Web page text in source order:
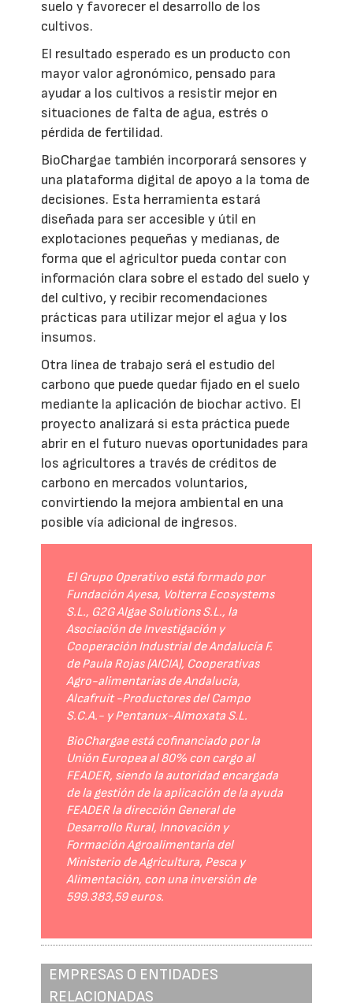
suelo y favorecer el desarrollo de los
cultivos.
El resultado esperado es un producto con
mayor valor agronómico, pensado para
ayudar a los cultivos a resistir mejor en
situaciones de falta de agua, estrés o
pérdida de fertilidad.
BioChargae también incorporará sensores y
una plataforma digital de apoyo a la toma de
decisiones. Esta herramienta estará
diseñada para ser accesible y útil en
explotaciones pequeñas y medianas, de
forma que el agricultor pueda contar con
información clara sobre el estado del suelo y
del cultivo, y recibir recomendaciones
prácticas para utilizar mejor el agua y los
insumos.
Otra línea de trabajo será el estudio del
carbono que puede quedar fijado en el suelo
mediante la aplicación de biochar activo. El
proyecto analizará si esta práctica puede
abrir en el futuro nuevas oportunidades para
los agricultores a través de créditos de
carbono en mercados voluntarios,
convirtiendo la mejora ambiental en una
posible vía adicional de ingresos.
El Grupo Operativo está formado por
Fundación Ayesa, Volterra Ecosystems
S.L., G2G Algae Solutions S.L., la
Asociación de Investigación y
Cooperación Industrial de Andalucía F.
de Paula Rojas (AICIA), Cooperativas
Agro-alimentarias de Andalucía,
Alcafruit -Productores del Campo
S.C.A.- y Pentanux-Almoxata S.L.
BioChargae está cofinanciado por la
Unión Europea al 80% con cargo al
FEADER, siendo la autoridad encargada
de la gestión de la aplicación de la ayuda
FEADER la dirección General de
Desarrollo Rural, Innovación y
Formación Agroalimentaria del
Ministerio de Agricultura, Pesca y
Alimentación, con una inversión de
599.383,59 euros.
EMPRESAS O ENTIDADES
RELACIONADAS